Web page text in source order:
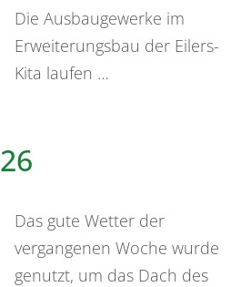
Die Ausbaugewerke im
Erweiterungsbau der Eilers-
Kita laufen …
Das gute Wetter der
vergangenen Woche wurde
genutzt, um das Dach des